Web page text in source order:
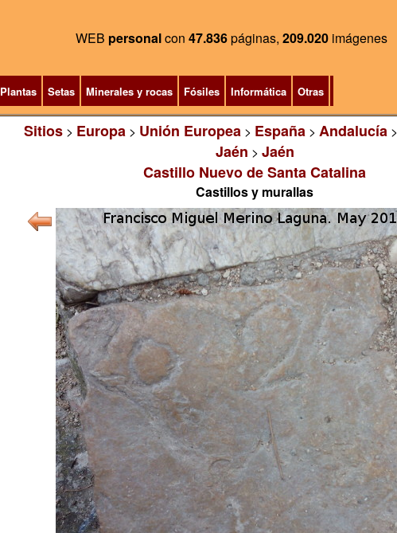
WEB personalcon 47.836páginas, 209.020 imágenes
Plantas Setas Minerales y rocas Fósiles Informática Otras
Sitios> Europa> Unión Europea> España> Andalucía>
Jaén > Jaén
Castillo Nuevo de Santa Catalina
Castillos y murallas